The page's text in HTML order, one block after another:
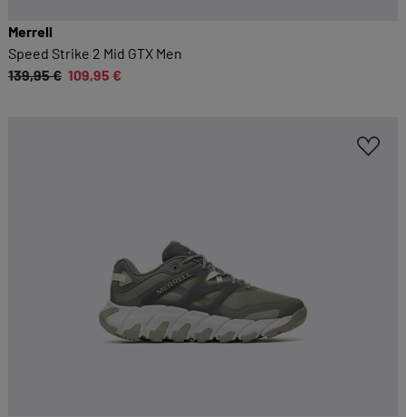
Merrell
Speed Strike 2 Mid GTX Men
139,95 € 109,95 €